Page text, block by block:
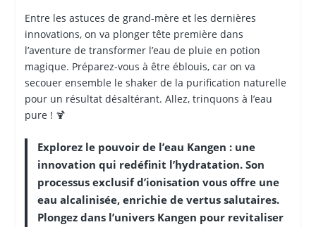
Entre les astuces de grand-mère et les dernières
innovations, on va plonger tête première dans
l’aventure de transformer l’eau de pluie en potion
magique. Préparez-vous à être éblouis, car on va
secouer ensemble le shaker de la purification naturelle
pour un résultat désaltérant. Allez, trinquons à l’eau
pure ! 🍹
Explorez le pouvoir de l’eau Kangen : une
innovation qui redéfinit l’hydratation. Son
processus exclusif d’ionisation vous offre une
eau alcalinisée, enrichie de vertus salutaires.
Plongez dans l’univers Kangen pour revitaliser